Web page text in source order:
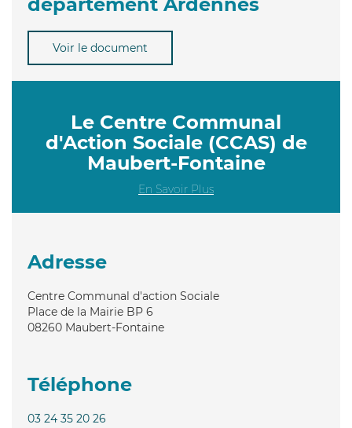
Voir le document
Le Centre Communal
d'Action Sociale (CCAS) de
Maubert-Fontaine
En Savoir Plus
Adresse
Centre Communal d'action Sociale
Place de la Mairie BP 6
08260 Maubert-Fontaine
Téléphone
03 24 35 20 26